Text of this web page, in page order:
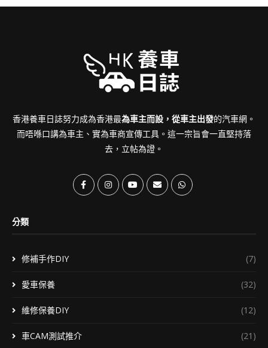
香港養車日誌努力成為香港最為車主而設，從車主出發的汽車網。
而唔喺口講為車主、實為車商宣傳工具。這一宗旨會一直堅持落
去，立帖為證。
分類
修補手作DIY (7)
愛車保養 (32)
維修保養DIY (12)
車CAM測試推介 (21)